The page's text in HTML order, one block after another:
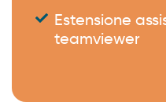
Estensione
teamviewer